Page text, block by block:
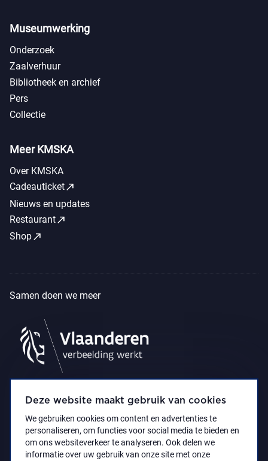
Deze website maakt gebruik van cookies
We gebruiken cookies om content en advertenties te
personaliseren, om functies voor social media te bieden en
om ons websiteverkeer te analyseren. Ook delen we
informatie over uw gebruik van onze site met onze
Museumwerking
Onderzoek
Zaalverhuur
Bibliotheek en archief
Pers
Collectie
Meer KMSKA
Over KMSKA
Cadeauticketcall_made
Nieuws en updates
Restaurantcall_made
Shopcall_made
Samen doen we meer